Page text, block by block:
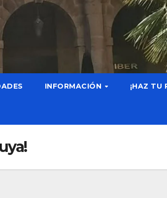
INFORMACIÓN ¡HAZ TU